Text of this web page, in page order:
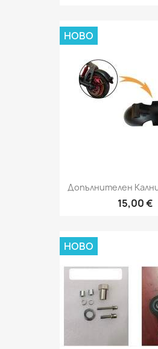
Допълнителен
15,00 €
НОВО
НОВО